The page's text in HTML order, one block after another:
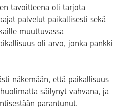
tavoitteena oli tarjota
palvelut paikallisesti sekä
muuttuvassa
oli arvo, jonka pankki
näkemään, että paikallisuus
säilynyt vahvana, ja
parantunut.